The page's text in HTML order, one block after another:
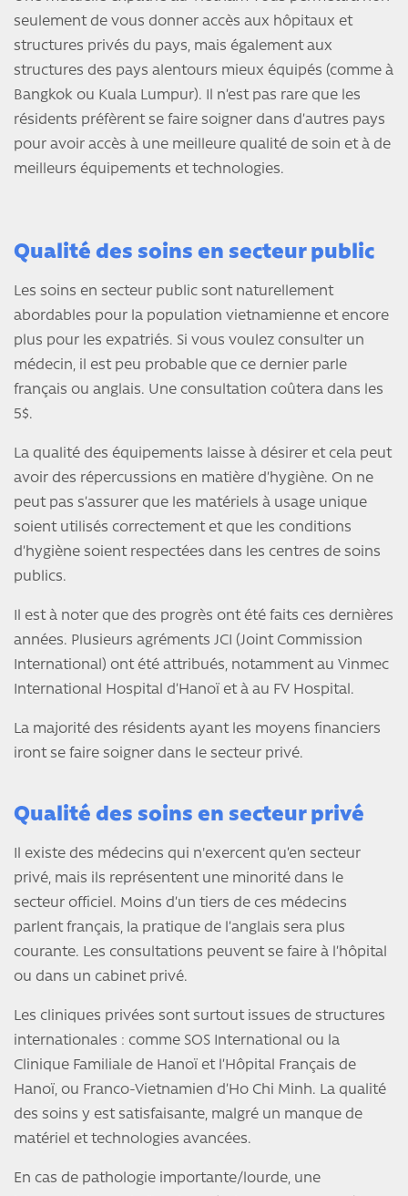
seulement de vous donner accès aux hôpitaux et
structures privés du pays, mais également aux
structures des pays alentours mieux équipés (comme à
Bangkok ou Kuala Lumpur). Il n’est pas rare que les
résidents préfèrent se faire soigner dans d’autres pays
pour avoir accès à une meilleure qualité de soin et à de
meilleurs équipements et technologies.
Qualité des soins en secteur public
Les soins en secteur public sont naturellement
abordables pour la population vietnamienne et encore
plus pour les expatriés. Si vous voulez consulter un
médecin, il est peu probable que ce dernier parle
français ou anglais. Une consultation coûtera dans les
5$.
La qualité des équipements laisse à désirer et cela peut
avoir des répercussions en matière d’hygiène. On ne
peut pas s’assurer que les matériels à usage unique
soient utilisés correctement et que les conditions
d’hygiène soient respectées dans les centres de soins
publics.
Il est à noter que des progrès ont été faits ces dernières
années. Plusieurs agréments JCI (Joint Commission
International) ont été attribués, notamment au Vinmec
International Hospital d’Hanoï et à au FV Hospital.
La majorité des résidents ayant les moyens financiers
iront se faire soigner dans le secteur privé.
Qualité des soins en secteur privé
Il existe des médecins qui n'exercent qu’en secteur
privé, mais ils représentent une minorité dans le
secteur officiel. Moins d’un tiers de ces médecins
parlent français, la pratique de l’anglais sera plus
courante. Les consultations peuvent se faire à l’hôpital
ou dans un cabinet privé.
Les cliniques privées sont surtout issues de structures
internationales : comme SOS International ou la
Clinique Familiale de Hanoï et l’Hôpital Français de
Hanoï, ou Franco-Vietnamien d’Ho Chi Minh. La qualité
des soins y est satisfaisante, malgré un manque de
matériel et technologies avancées.
En cas de pathologie importante/lourde, une